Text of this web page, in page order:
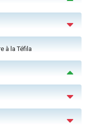
à la Téfila